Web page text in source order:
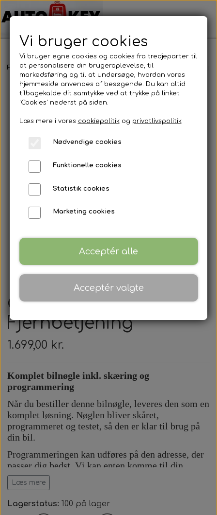
Forside Bilnøgler Citröen / DS Fjernbetjening
Citroen -
Fjernbetjening
1.699,00 kr.
Komplet bilnøgle inkl. skæring og
programmering
Når du bestiller denne bilnøgle, leveres den som en
komplet løsning. Nøglen bliver skåret,
programmeret og testet, så den er klar til brug på
din bil.
Programmeringen kan udføres på den adresse, der
passer dig bedst. Vi kan enten komme til din
adresse eller udføre arbejdet på vores adresse efter
aftale.
Prisen inkluderer:
Læs mere
Lagerstatus: 100 på lager
Vi bruger cookies
Vi bruger egne cookies og cookies fra tredjeparter til
at personalisere din brugeroplevelse, til
markedsføring og til at undersøge, hvordan vores
hjemmeside anvendes af besøgende. Du kan altid
tilbagekalde dit samtykke ved at trykke på linket
'Cookies' nederst på siden.
Læs mere i vores cookiepolitikog privatlivspolitik
Nødvendige cookies
Funktionelle cookies
Statistik cookies
Marketing cookies
Acceptér alle
Acceptér valgte